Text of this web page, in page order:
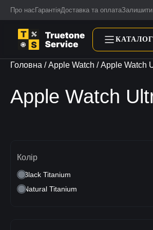
Про нас ГарантіяДоставка та оплатаЗалишити
КАТАЛОГ
Головна /Apple Watch / Apple Watch
Apple Watch
Колір
Black Titanium
Natural Titanium